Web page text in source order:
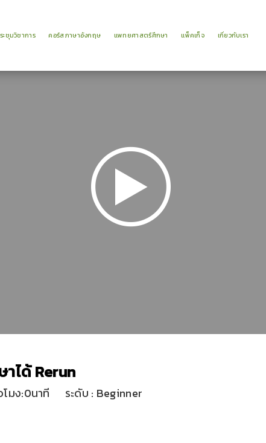
ะชุมวิชาการ คอร์สภาษาอังกฤษ แพทยศาสตร์ศึกษา แพ็คเก็จ เกี่ยวกับเรา
ได้ Rerun
โมง:0นาที ระดับ : Beginner